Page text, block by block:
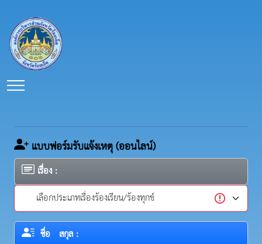
แบบฟอร์มรับแจ้งเหตุ (ออนไลน์)
เรื่อง :
ชื่อ - สกุล :